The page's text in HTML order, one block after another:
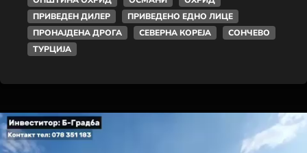
ПРИВЕДЕН ДИЛЕР
ПРИВЕДЕНО ЕДНО ЛИЦЕ
ПРОНАЈДЕНА ДРОГА
СЕВЕРНА КОРЕЈА
СОНЧЕВО
ТУРЦИЈА